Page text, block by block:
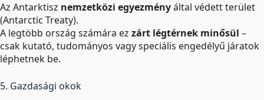
Az Antarktisz nemzetközi egyezményáltal védett terület
(Antarctic Treaty).
A legtöbb ország számára ez zárt légtérnek minősül –
csak kutató, tudományos vagy speciális engedélyű járatok
léphetnek be.
5. Gazdasági okok